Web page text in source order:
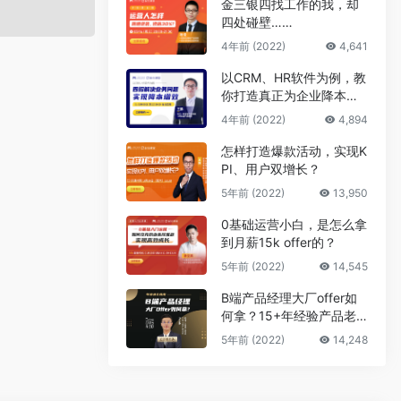
金三银四找工作的我，却
四处碰壁……
4年前 (2022) 4,641
以CRM、HR软件为例，教
你打造真正为企业降本增
效的B端产品
4年前 (2022) 4,894
怎样打造爆款活动，实现K
PI、用户双增长？
5年前 (2022) 13,950
0基础运营小白，是怎么拿
到月薪15k offer的？
5年前 (2022) 14,545
B端产品经理大厂offer如
何拿？15+年经验产品老
司机告诉你答案
5年前 (2022) 14,248